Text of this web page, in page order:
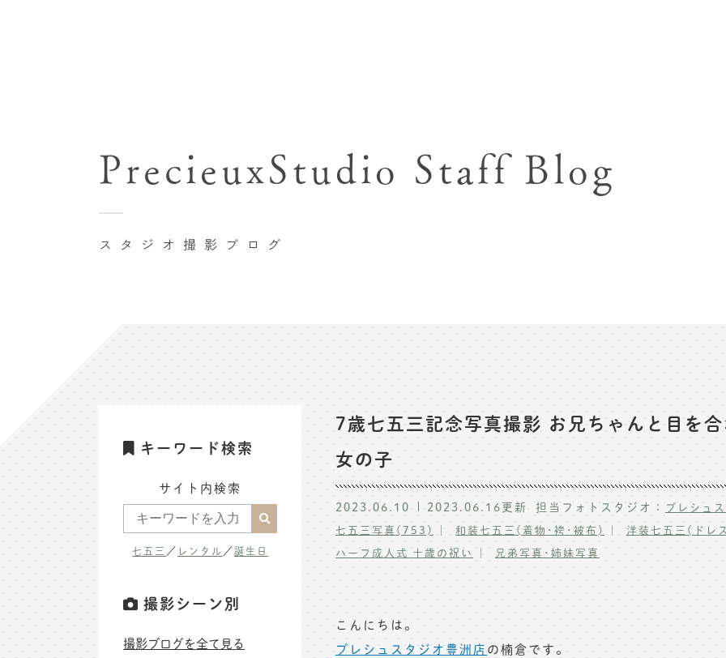
卒業袴･卒業写真撮影
入園入学･卒園卒業記念撮影
ハーフ成人式･10歳
マタニティフォト撮影
自由が丘店
八王子店
横浜港北店 et Fleur
スタジオ撮影ブログ
PrecieuxStudio Staff Blog
7歳七五三記念写真撮影 お兄ちゃんと目を
女の子
2023.06.10 2023.06.16更新 担当フォトスタジオ： プレシュ
七五三写真(753)
和装七五三(着物･袴･被布)
洋装七五三(ドレ
ハーフ成人式 十歳の祝い
兄弟写真･姉妹写真
こんにちは。
プレシュスタジオ豊洲店の楠倉です。
キーワード検索
サイト内検索
七五三 ／ レンタル ／誕生日
撮影シーン別
撮影ブログを全て見る